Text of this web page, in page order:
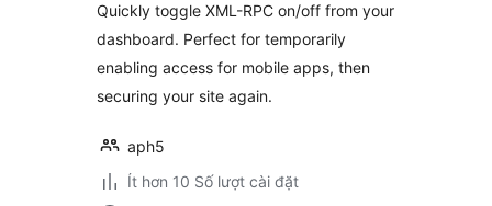
Quickly toggle XML-RPC on/off from your
dashboard. Perfect for temporarily
enabling access for mobile apps, then
securing your site again.
aph5
Ít hơn 10 Số lượt cài đặt